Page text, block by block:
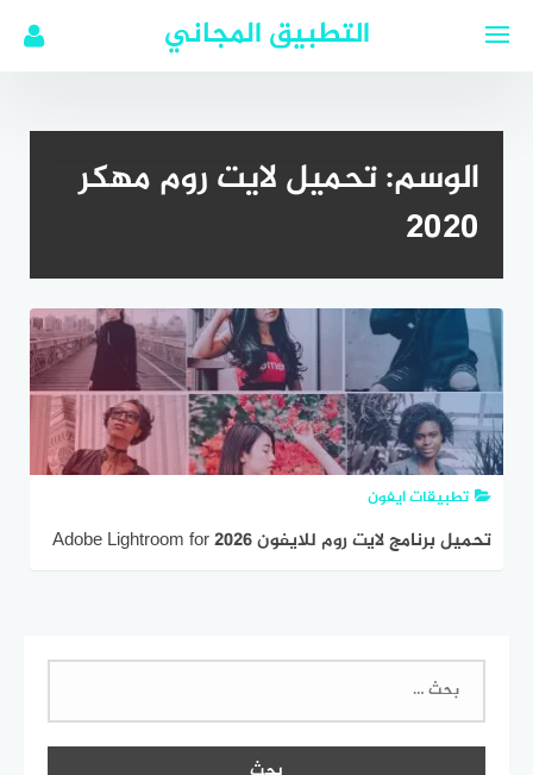
التطبيق المجاني
الوسم:تحميل لايت روم مهكر
2020
تطبيقات ايفون
تحميل برنامج لايت روم للايفون 2026 Adobe Lightroom for
البحث